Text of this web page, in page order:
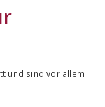
und sind vor allem